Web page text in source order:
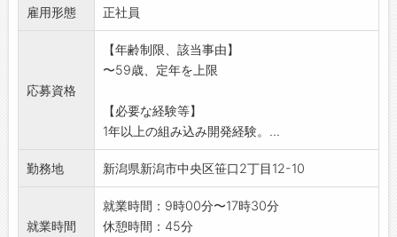
チーム開発が基本です。開発対象は車載オーデ
ィオ、メーター、デ
ィスプレイ、OTA等様々です。
組み込みプログラミングは勿論の事、
ミングの知識も得られます。
将来はシステムエンジニアへのステップアップ
も可能です。
※従事すべき業務の変更の範囲:システムエンジ
雇用形態 正社員
応募資格
【年齢制限、該当事由】
〜59歳、定年を上限
【必要な経験等】
1年以上の組み込み開発経験。...
勤務地 新潟県新潟市中央区笹口2丁目12-10
就業時間
就業時間：9時00分〜17時30分
休憩時間：45分